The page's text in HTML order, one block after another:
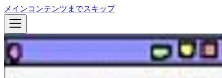
メインコンテンツまでスキップ